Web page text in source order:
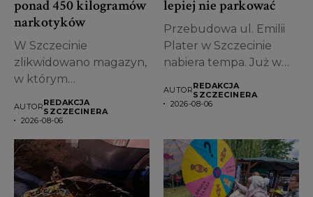
ponad 450 kilogramów
narkotyków
W Szczecinie
zlikwidowano magazyn,
w którym
ogromne ilości
Funkcjonariusze
zabezpieczyli...
AUTORREDAKCJA
SZCZECINERA
2026-08-06
lepiej nie parkować
Przebudowa ul. Emilii
Plater w Szczecinie
nabiera tempa. Już w
AUTORREDAKCJA
SZCZECINERA
2026-08-06